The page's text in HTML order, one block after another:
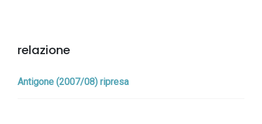
relazione
Antigone (2007/08) ripresa